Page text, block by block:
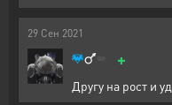
29 Сен 2021
+
Другу на рост и